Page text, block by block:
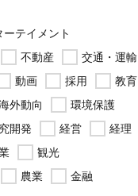
ーテイメント
不動産
交通・運輸
動画 採用
教育
外動向
環境保護
開発 経営
経理
観光
農業 金融